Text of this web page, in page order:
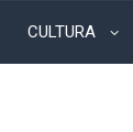
CULTURA